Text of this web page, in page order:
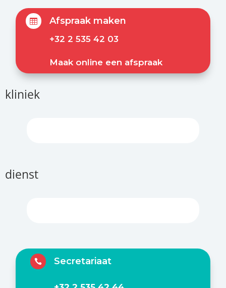
 Afspraak maken
+32 2 535 42 03
Maak online een afspraak
kliniek
dienst
 Secretariaat